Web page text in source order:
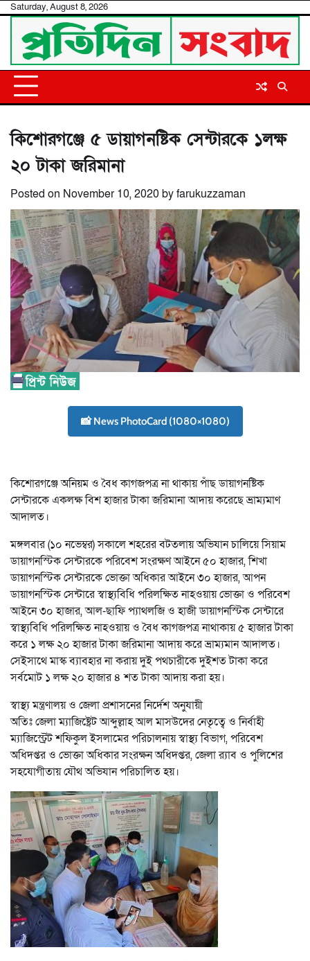
Skip
content
Saturday, August 8, 2026
কিশোরগঞ্জে ৫ ডায়াগনষ্টিক সেন্টারকে ১লক্ষ
২০ টাকা জরিমানা
Posted on November 10, 2020 byfarukuzzaman
📸 News PhotoCard (1080×1080)
কিশোরগঞ্জে অনিয়ম ও বৈধ কাগজপত্র না থাকায় পাঁছ ডায়াগনষ্টিক
সেন্টারকে একলক্ষ বিশ হাজার টাকা জরিমানা আদায় করেছে ভ্রাম্যমাণ
আদালত।
মঙ্গলবার (১০ নভেম্বর) সকালে শহরের বটতলায় অভিযান চালিয়ে সিয়াম
ডায়াগনস্টিক সেন্টারকে পরিবেশ সংরক্ষণ আইনে ৫০ হাজার, শিখা
ডায়াগনস্টিক সেন্টারকে ভোক্তা অধিকার আইনে ৩০ হাজার, আপন
ডায়াগনস্টিক সেন্টারে স্বাস্থ্যবিধি পরিলক্ষিত নাহওয়ায় ভোক্তা ও পরিবেশ
আইনে ৩০ হাজার, আল-ছাফি প্যাথলজি ও হাজী ডায়াগনস্টিক সেন্টারে
স্বাস্থ্যবিধি পরিলক্ষিত নাহওয়ায় ও বৈধ কাগজপত্র নাথাকায় ৫ হাজার টাকা
করে ১ লক্ষ ২০ হাজার টাকা জরিমানা আদায় করে ভ্রাম্যমান আদালত।
সেইসাথে মাস্ক ব্যাবহার না করায় দুই পথচারীকে দুইশত টাকা করে
সর্বমোট ১ লক্ষ ২০ হাজার ৪ শত টাকা আদায় করা হয়।
স্বাস্থ্য মন্ত্রণালয় ও জেলা প্রশাসনের নির্দেশ অনুযায়ী
অতিঃ জেলা ম্যাজিষ্ট্রেট আব্দুল্লাহ আল মাসউদের নেতৃত্বে ও নির্বাহী
ম্যাজিস্ট্রেট শফিকুল ইসলামের পরিচালনায় স্বাস্থ্য বিভাগ, পরিবেশ
অধিদপ্তর ও ভোক্তা অধিকার সংরক্ষন অধিদপ্তর, জেলা র‍্যাব ও পুলিশের
সহযোগীতায় যৌথ অভিযান পরিচালিত হয়।